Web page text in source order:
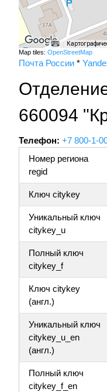
Map tiles: OpenStreetMap
Почта России *
660094
Телефон: +7 800-1-
Номер региона
regid
Ключ citykey
Уникальный ключ
citykey_u
Полный ключ
citykey_f
Ключ citykey
(англ.)
Уникальный ключ
citykey_u_en
(англ.)
Полный ключ
citykey_f_en